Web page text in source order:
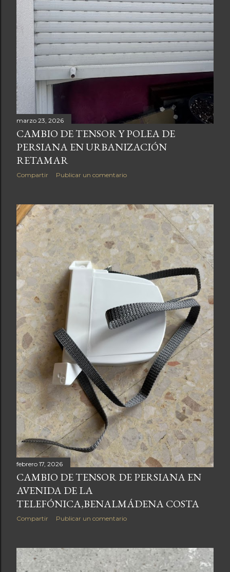
marzo 23, 2026
CAMBIO DE TENSOR Y POLEA DE
PERSIANA EN URBANIZACIÓN
RETAMAR
Compartir Publicar un comentario
febrero 17, 2026
CAMBIO DE TENSOR DE PERSIANA EN
AVENIDA DE LA
TELEFÓNICA,BENALMÁDENA COSTA
Compartir Publicar un comentario